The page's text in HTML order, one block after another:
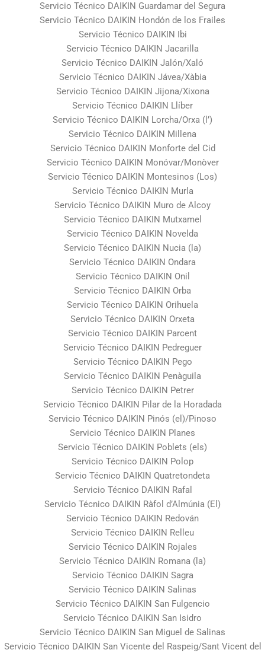
Servicio Técnico DAIKIN Guardamar del Segura
Servicio Técnico DAIKIN Hondón de los Frailes
Servicio Técnico DAIKIN Ibi
Servicio Técnico DAIKIN Jacarilla
Servicio Técnico DAIKIN Jalón/Xaló
Servicio Técnico DAIKIN Jávea/Xàbia
Servicio Técnico DAIKIN Jijona/Xixona
Servicio Técnico DAIKIN Llíber
Servicio Técnico DAIKIN Lorcha/Orxa (l’)
Servicio Técnico DAIKIN Millena
Servicio Técnico DAIKIN Monforte del Cid
Servicio Técnico DAIKIN Monóvar/Monòver
Servicio Técnico DAIKIN Montesinos (Los)
Servicio Técnico DAIKIN Murla
Servicio Técnico DAIKIN Muro de Alcoy
Servicio Técnico DAIKIN Mutxamel
Servicio Técnico DAIKIN Novelda
Servicio Técnico DAIKIN Nucia (la)
Servicio Técnico DAIKIN Ondara
Servicio Técnico DAIKIN Onil
Servicio Técnico DAIKIN Orba
Servicio Técnico DAIKIN Orihuela
Servicio Técnico DAIKIN Orxeta
Servicio Técnico DAIKIN Parcent
Servicio Técnico DAIKIN Pedreguer
Servicio Técnico DAIKIN Pego
Servicio Técnico DAIKIN Penàguila
Servicio Técnico DAIKIN Petrer
Servicio Técnico DAIKIN Pilar de la Horadada
Servicio Técnico DAIKIN Pinós (el)/Pinoso
Servicio Técnico DAIKIN Planes
Servicio Técnico DAIKIN Poblets (els)
Servicio Técnico DAIKIN Polop
Servicio Técnico DAIKIN Quatretondeta
Servicio Técnico DAIKIN Rafal
Servicio Técnico DAIKIN Ràfol d’Almúnia (El)
Servicio Técnico DAIKIN Redován
Servicio Técnico DAIKIN Relleu
Servicio Técnico DAIKIN Rojales
Servicio Técnico DAIKIN Romana (la)
Servicio Técnico DAIKIN Sagra
Servicio Técnico DAIKIN Salinas
Servicio Técnico DAIKIN San Fulgencio
Servicio Técnico DAIKIN San Isidro
Servicio Técnico DAIKIN San Miguel de Salinas
Servicio Técnico DAIKIN San Vicente del Raspeig/Sant Vicent del